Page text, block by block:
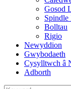
Gosod
Spindle
Bolltau
Rigio
Newyddion
Gwybodaeth
Cysylltwch â
Adborth